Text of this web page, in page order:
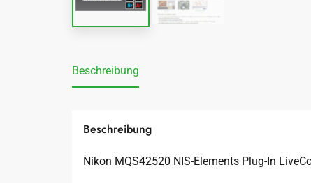
Beschreibung
Beschreibung
Nikon MQS42520 NIS-Elements Plug-In